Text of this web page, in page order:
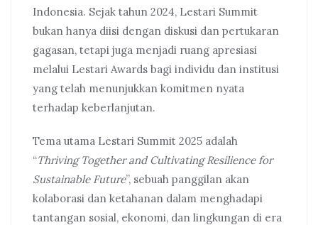
Indonesia. Sejak tahun 2024, Lestari Summit
bukan hanya diisi dengan diskusi dan pertukaran
gagasan, tetapi juga menjadi ruang apresiasi
melalui Lestari Awards bagi individu dan institusi
yang telah menunjukkan komitmen nyata
terhadap keberlanjutan.
Tema utama Lestari Summit 2025 adalah
“Thriving Together and Cultivating Resilience for
Sustainable Future”, sebuah panggilan akan
kolaborasi dan ketahanan dalam menghadapi
tantangan sosial, ekonomi, dan lingkungan di era